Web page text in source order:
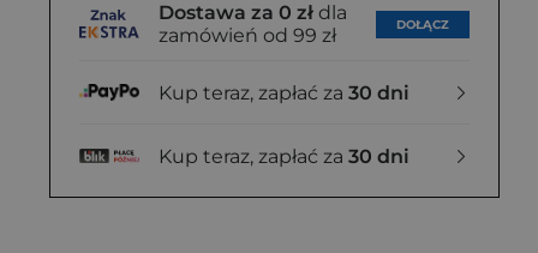
Dostawa za 0 zł dla
zamówień od 99 zł
DOŁĄCZ
Kup teraz, zapłać za 30 dni
Kup teraz, zapłać za 30 dni